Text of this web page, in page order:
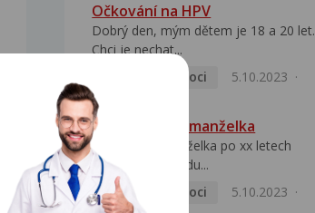
Očkování na HPV
Dobrý den, mým dětem je 18 a 20 let.
Chci je nechat...
Pohlavní nemoci
5.10.2023
HPV pozitivní manželka
Dobrý den, manželka po xx letech
přivezla z Východu...
Pohlavní nemoci
5.10.2023